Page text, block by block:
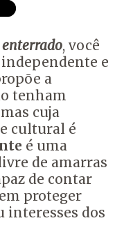
enterrado, você
e
a
tenham
cuja
cultural é
é uma
de amarras
de contar
proteger
interesses dos